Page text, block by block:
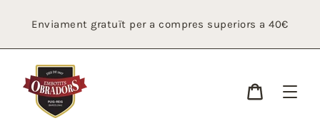
directamenteEnviament gratuït per a compres superiors a 40€